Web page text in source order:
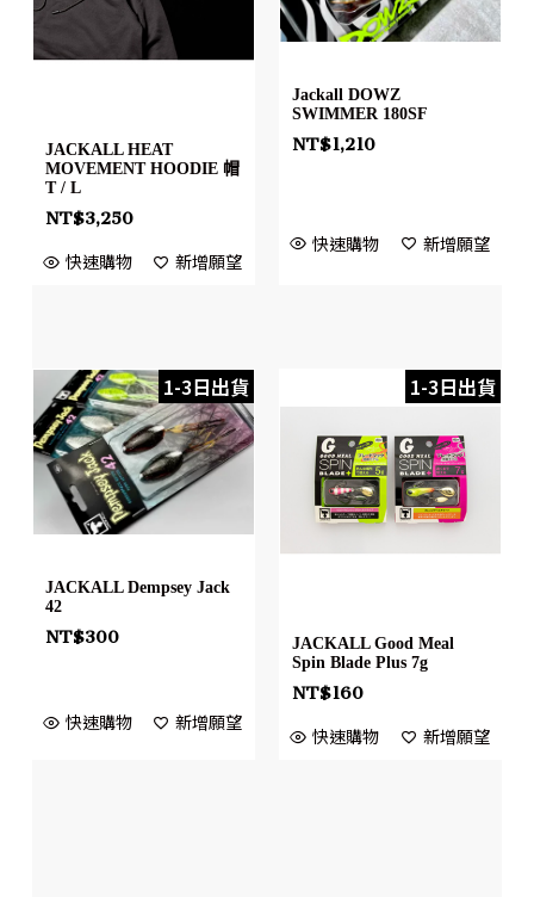
JACKALL HEAT
MOVEMENT HOODIE 帽
T / L
NT$3,250
快速購物 新增願望
Jackall DOWZ
SWIMMER 180SF
NT$1,210
快速購物 新增願望
1-3日出貨
JACKALL Dempsey Jack
42
NT$300
快速購物 新增願望
1-3日出貨
JACKALL Good Meal
Spin Blade Plus 7g
NT$160
快速購物 新增願望